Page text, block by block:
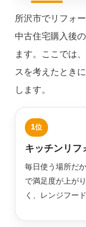
所沢市でリフォ
中古住宅購入後
ます。ここでは
スを考えたとき
します。
キッチンリフ
毎日使う場所だ
で満足度が上が
く、レンジフー